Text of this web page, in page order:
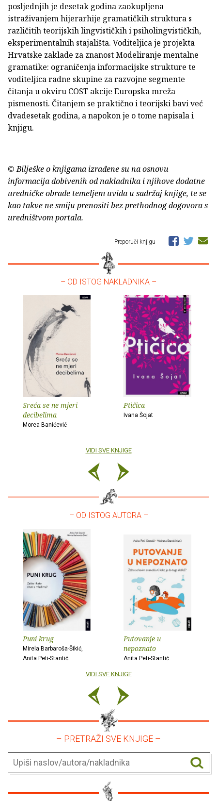
posljednjih je desetak godina zaokupljena
istraživanjem hijerarhije gramatičkih struktura s
različitih teorijskih lingvističkih i psiholingvističkih,
eksperimentalnih stajališta. Voditeljica je projekta
Hrvatske zaklade za znanost Modeliranje mentalne
gramatike: ograničenja informacijske strukture te
voditeljica radne skupine za razvojne segmente
čitanja u okviru COST akcije Europska mreža
pismenosti. Čitanjem se praktično i teorijski bavi već
dvadesetak godina, a napokon je o tome napisala i
knjigu.
© Bilješke o knjigama izrađene su na osnovu
informacija dobivenih od nakladnika i njihove dodatne
uredničke obrade temeljem uvida u sadržaj knjige, te se
kao takve ne smiju prenositi bez prethodnog dogovora s
uredništvom portala.
Preporuči knjigu
– OD ISTOG NAKLADNIKA –
Sreća se ne mjeri
decibelima
Morea Banićević
Ptičica
Ivana Šojat
VIDI SVE KNJIGE
– OD ISTOG AUTORA –
Puni krug
Mirela Barbaroša-Šikić,
Anita Peti-Stantić
Putovanje u
nepoznato
Anita Peti-Stantić
VIDI SVE KNJIGE
– PRETRAŽI SVE KNJIGE –